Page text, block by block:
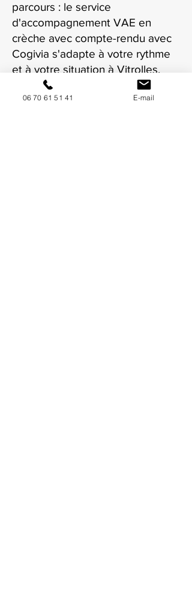
parcours : le service
d'accompagnement VAE en
crèche avec compte-rendu avec
Cogivia s'adapte à votre rythme
et à votre situation à Vitrolles.
06 70 61 51 41 E-mail